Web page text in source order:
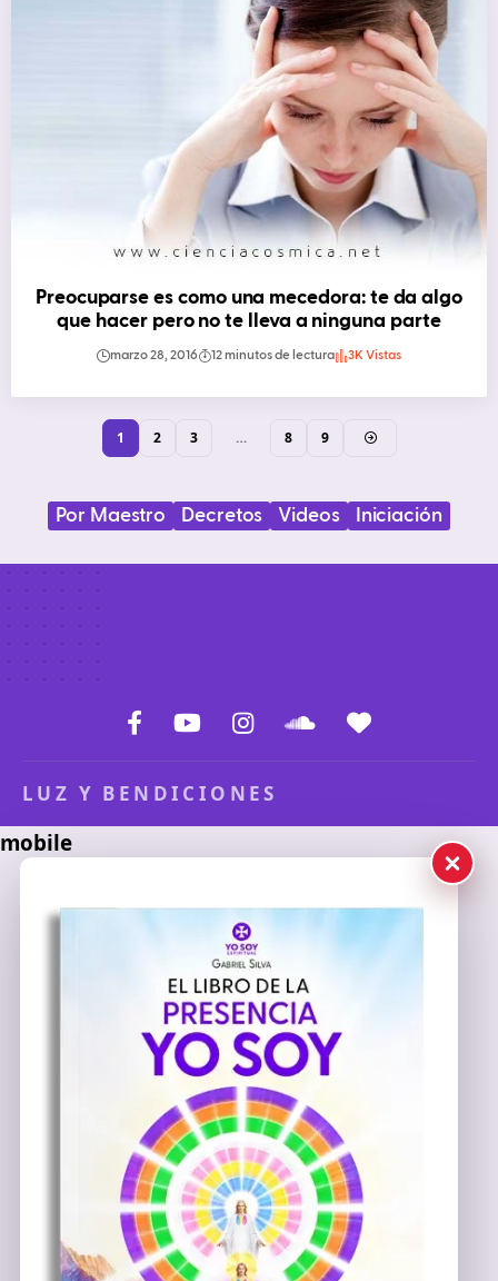
Preocuparse es como una mecedora: te da algo
que hacer pero no te lleva a ninguna parte
marzo 28, 2016 12 minutos de lectura 3K Vistas
1 2 3 … 8 9
Por Maestro Decretos Videos Iniciación
LUZ Y BENDICIONES